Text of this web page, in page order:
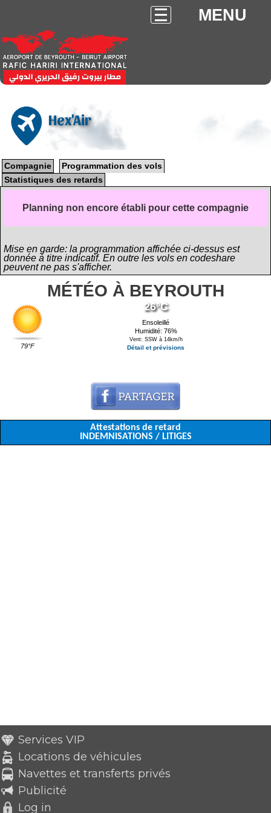
MENU
Hex'Air
Compagnie
Programmation des vols
Statistiques des retards
Planning non encore établi pour cette compagnie
Mise en garde: la programmation affichée ci-dessus est
donnée à titre indicatif. En outre les vols en codeshare
peuvent ne pas s'afficher.
MÉTÉO À BEYROUTH
79°F
26°C
Ensoleillé
Humidité: 76%
Vent: SSW à 14km/h
Détail et prévisions
Attestations de retard
INDEMNISATIONS / LITIGES
Services VIP
Locations de véhicules
Navettes et transferts privés
Publicité
Log in